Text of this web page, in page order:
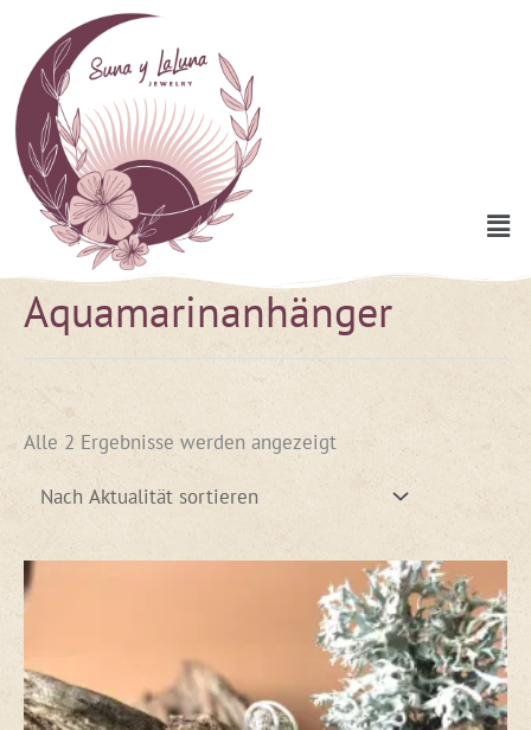
Inhalt
springen
Aquamarinanhänger
Alle 2 Ergebnisse werden angezeigt
Nach
Aktualität